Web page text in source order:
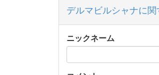
デルマビルシャナに
ニックネーム